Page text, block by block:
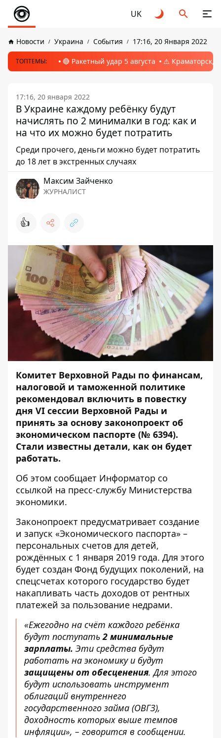
UK
Новости Украина События 17:16, 20 Января 2022
ТОПТЕМЫ: 🔴 Ракетный удар 5 августа ⚠️ Краматорск,
17:16, 20 января 2022
В Украине каждому ребёнку будут
начислять по 2 минималки в год: как и
на что их можно будет потратить
Среди прочего, деньги можно будет потратить
до 18 лет в экстренных случаях
Максим Зайченко
ЖУРНАЛИСТ
👍
Комитет Верховной Рады по финансам,
налоговой и таможенной политике
рекомендовал включить в повестку
дня VI сессии Верховной Рады и
принять за основу законопроект об
экономическом паспорте (№ 6394).
Стали известны детали, как он будет
работать.
Об этом сообщает Информатор со
ссылкой на пресс-службу Министерства
экономики.
Законопроект предусматривает создание
и запуск «Экономического паспорта» –
персональных счетов для детей,
рождённых с 1 января 2019 года. Для этого
будет создан Фонд будущих поколений, на
спецсчетах которого государство будет
накапливать часть доходов от рентных
платежей за пользование недрами.
«Ежегодно на счёт каждого ребёнка
будут поступать2 минимальные
зарплаты. Эти средства будут
работать на экономику и будут
защищены от обесценения. Для этого
будут использовать инструмент
облигаций внутреннего
государственного займа (ОВГЗ),
доходность которых выше темпов
инфляции», – говорится в сообщении.